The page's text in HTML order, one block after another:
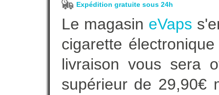
Expédition gratuite sous 24h
Le magasin eVaps
cigarette
livraison vous sera
supérieur de 29,90€